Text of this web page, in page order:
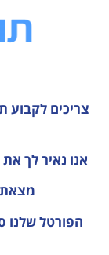
צריכים לקבוע
אנו נאיר לך
הפורטל שלנו